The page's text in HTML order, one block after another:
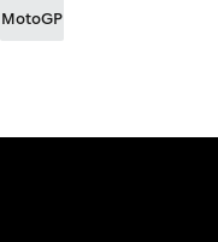
MotoGP